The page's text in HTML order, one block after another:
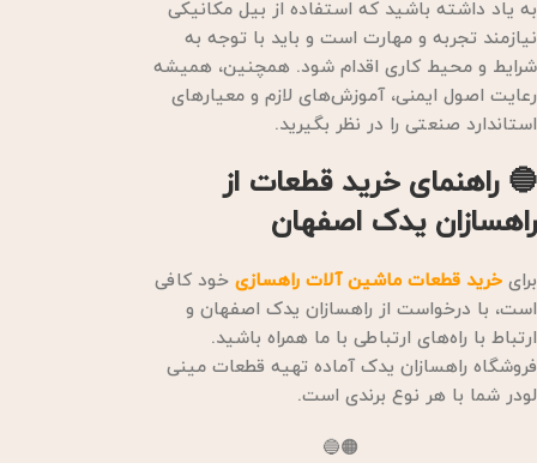
به یاد داشته باشید که استفاده از بیل مکانیکی
نیازمند تجربه و مهارت است و باید با توجه به
شرایط و محیط کاری اقدام شود. همچنین، همیشه
رعایت اصول ایمنی، آموزش‌های لازم و معیارهای
استاندارد صنعتی را در نظر بگیرید.
🔵 راهنمای خرید قطعات از
راهسازان یدک اصفهان
برای خرید قطعات ماشین آلات راهسازی خود کافی
است، با درخواست از راهسازان یدک اصفهان و
ارتباط با راه‌های ارتباطی با ما همراه باشید.
فروشگاه راهسازان یدک آماده تهیه قطعات مینی
لودر شما با هر نوع برندی است.
🟠🔵